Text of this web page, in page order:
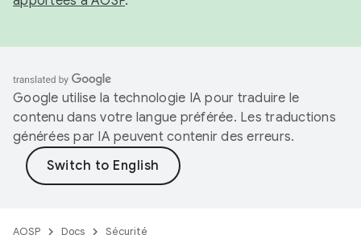
Google utilise la technologie IA pour traduire le
contenu dans votre langue préférée. Les traductions
générées par IA peuvent contenir des erreurs.
AOSP Docs Sécurité